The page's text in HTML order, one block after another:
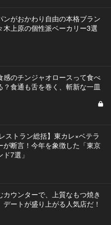
ンがおかわり自由の本格ブラン
木上原の個性派ベーカリー3選
感のチンジャオロースって食べ
？食通も舌を巻く、斬新な一皿
ストラン総括】東カレ×ベテラ
が断言！今年を象徴した「東京
7選」
カウンターで、上質なもつ焼き
デートが盛り上がる人気店だ！